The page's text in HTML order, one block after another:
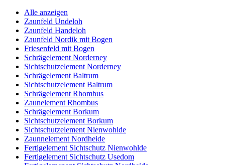
Alle anzeigen
Zaunfeld Undeloh
Zaunfeld Handeloh
Zaunfeld Nordik mit Bogen
Friesenfeld mit Bogen
Schrägelement Norderney
Sichtschutzelement Norderney
Schrägelement Baltrum
Sichtschutzelement Baltrum
Schrägelement Rhombus
Zaunelement Rhombus
Schrägelement Borkum
Sichtschutzelement Borkum
Sichtschutzelement Nienwohlde
Zaunnelement Nordheide
Fertigelement Sichtschutz Nienwohlde
Fertigelement Sichtschutz Usedom